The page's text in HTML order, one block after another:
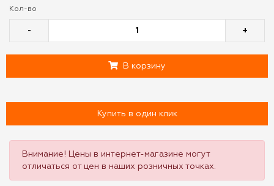
Кол-во
- +
В корзину
Купить в один клик
Внимание! Цены в интернет-магазине могут
отличаться от цен в наших розничных точках.